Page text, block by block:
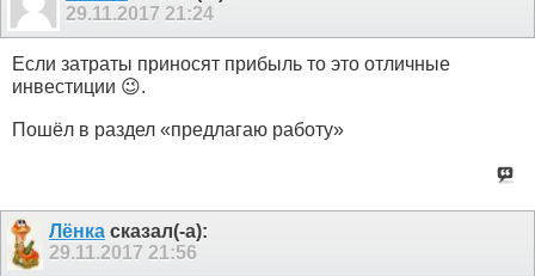
29.11.2017 21:24
Если затраты приносят прибыль то это отличные
инвестиции 😉.
Пошёл в раздел «предлагаю работу»
Лёнкасказал(-а):
29.11.2017 21:56